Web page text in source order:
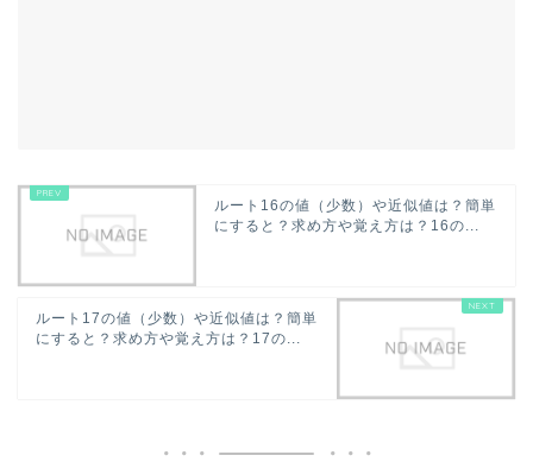
ルート16の値（少数）や近似値は？簡単
にすると？求め方や覚え方は？16の...
ルート17の値（少数）や近似値は？簡単
にすると？求め方や覚え方は？17の...